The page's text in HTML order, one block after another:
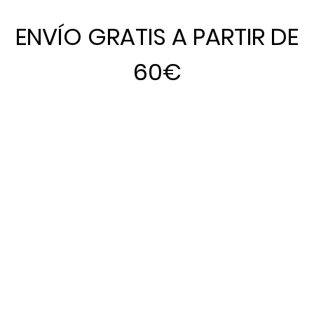
ENVÍO GRATIS A PARTIR DE
60€